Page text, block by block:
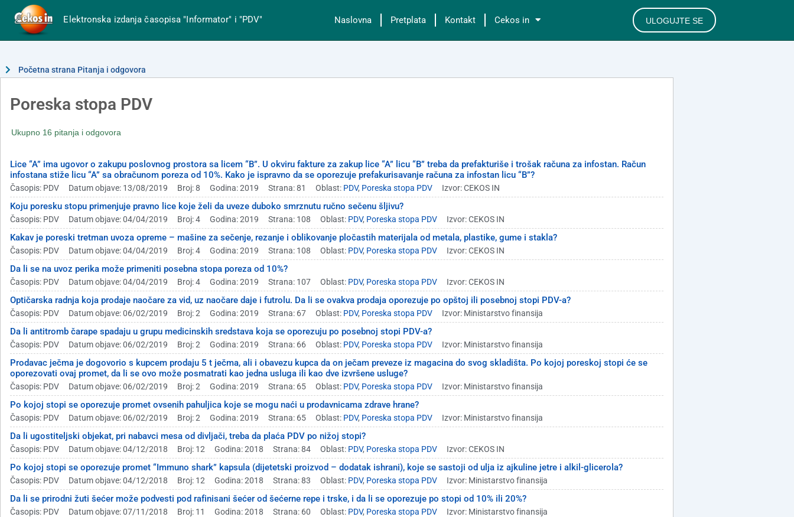
Elektronska izdanja časopisa "Informator" i "PDV" Naslovna Pretplata Kontakt Cekos in ULOGUJTE SE
Početna strana Pitanja i odgovora
Poreska stopa PDV
Ukupno 16 pitanja i odgovora
Lice “A” ima ugovor o zakupu poslovnog prostora sa licem “B”. U okviru fakture za zakup lice “A” licu “B” treba da prefakturiše i trošak računa za infostan. Račun
infostana stiže licu “A” sa obračunom poreza od 10%. Kako je ispravno da se oporezuje prefakurisavanje računa za infostan licu “B”?
Časopis: PDV Datum objave: 13/08/2019 Broj: 8 Godina: 2019 Strana: 81 Oblast: PDV, Poreska stopa PDV Izvor: CEKOS IN
Koju poresku stopu primenjuje pravno lice koje želi da uveze duboko smrznutu ručno sečenu šljivu?
Časopis: PDV Datum objave: 04/04/2019 Broj: 4 Godina: 2019 Strana: 108 Oblast: PDV, Poreska stopa PDV Izvor: CEKOS IN
Kakav je poreski tretman uvoza opreme – mašine za sečenje, rezanje i oblikovanje pločastih materijala od metala, plastike, gume i stakla?
Časopis: PDV Datum objave: 04/04/2019 Broj: 4 Godina: 2019 Strana: 108 Oblast: PDV, Poreska stopa PDV Izvor: CEKOS IN
Da li se na uvoz perika može primeniti posebna stopa poreza od 10%?
Časopis: PDV Datum objave: 04/04/2019 Broj: 4 Godina: 2019 Strana: 107 Oblast: PDV, Poreska stopa PDV Izvor: CEKOS IN
Optičarska radnja koja prodaje naočare za vid, uz naočare daje i futrolu. Da li se ovakva prodaja oporezuje po opštoj ili posebnoj stopi PDV-a?
Časopis: PDV Datum objave: 06/02/2019 Broj: 2 Godina: 2019 Strana: 67 Oblast: PDV, Poreska stopa PDV Izvor: Ministarstvo finansija
Da li antitromb čarape spadaju u grupu medicinskih sredstava koja se oporezuju po posebnoj stopi PDV-a?
Časopis: PDV Datum objave: 06/02/2019 Broj: 2 Godina: 2019 Strana: 66 Oblast: PDV, Poreska stopa PDV Izvor: Ministarstvo finansija
Prodavac ječma je dogovorio s kupcem prodaju 5 t ječma, ali i obavezu kupca da on ječam preveze iz magacina do svog skladišta. Po kojoj poreskoj stopi će se
oporezovati ovaj promet, da li se ovo može posmatrati kao jedna usluga ili kao dve izvršene usluge?
Časopis: PDV Datum objave: 06/02/2019 Broj: 2 Godina: 2019 Strana: 65 Oblast: PDV, Poreska stopa PDV Izvor: Ministarstvo finansija
Po kojoj stopi se oporezuje promet ovsenih pahuljica koje se mogu naći u prodavnicama zdrave hrane?
Časopis: PDV Datum objave: 06/02/2019 Broj: 2 Godina: 2019 Strana: 65 Oblast: PDV, Poreska stopa PDV Izvor: Ministarstvo finansija
Da li ugostiteljski objekat, pri nabavci mesa od divljači, treba da plaća PDV po nižoj stopi?
Časopis: PDV Datum objave: 04/12/2018 Broj: 12 Godina: 2018 Strana: 84 Oblast: PDV, Poreska stopa PDV Izvor: CEKOS IN
Po kojoj stopi se oporezuje promet “Immuno shark” kapsula (dijetetski proizvod – dodatak ishrani), koje se sastoji od ulja iz ajkuline jetre i alkil-glicerola?
Časopis: PDV Datum objave: 04/12/2018 Broj: 12 Godina: 2018 Strana: 83 Oblast: PDV, Poreska stopa PDV Izvor: Ministarstvo finansija
Da li se prirodni žuti šećer može podvesti pod rafinisani šećer od šećerne repe i trske, i da li se oporezuje po stopi od 10% ili 20%?
Časopis: PDV Datum objave: 07/11/2018 Broj: 11 Godina: 2018 Strana: 60 Oblast: PDV, Poreska stopa PDV Izvor: Ministarstvo finansija